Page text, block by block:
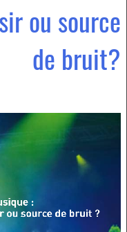
ou source
de bruit?